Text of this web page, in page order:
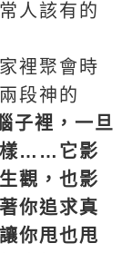
人該有的
裡聚會時
段神的
子裡，一旦
樣……它影
觀，也影
你追求真
你甩也甩